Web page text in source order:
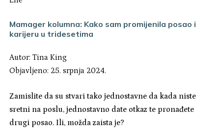
Mamager kolumna: Kako sam promijenila posao i
karijeru u tridesetima
Autor:Tina King
Objavljeno: 25. srpnja 2024.
Zamislite da su stvari tako jednostavne da kada niste
sretni na poslu, jednostavno date otkaz te pronađete
drugi posao. Ili, možda zaista je?